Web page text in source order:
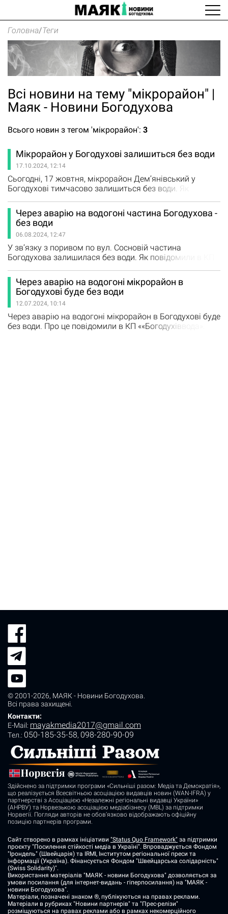
Головна/Теги
Всі новини на тему "мікрорайон" |
Маяк - Новини Богодухова
Всього новин з тегом 'мікрорайон': 3
Мікрорайон у Богодухові залишиться без води
17.10.2024, 12:14
Сьогодні, 17 жовтня, мікрорайон Дем’янівський у
Богодухові тимчасово залишиться без води. Як
плановим ремонтом. Крім мікрорайону Дем’янівський,
води не буде також на прилеглих вулицях. Мешканців
просять із розумінням віднестися до тимчасових
незручностей, адже вчасне обслуговування водогону…
Через аварію на водогоні частина Богодухова -
без води
06.08.2024, 12:47
У звʼязку з поривом по вул. Сосновій частина
Богодухова залишилася без води. Як повідомили в КП
водопостачання частини мікрорайону Попівка. На
місці працює ремонтна бригада.
Через аварію на водогоні мікрорайон в
Богодухові буде без води
12.07.2024, 10:14
Через аварію на водогоні мікрорайон в Богодухові буде
без води. Про це повідомили в КП ««Богодухіввода».
© 2001-2026, МАЯК - Новини Богодухова
Всі права захищені.
Контакти:
E-Mail: mayakmedia2017@gmail.com
Tел.: 050-185-35-58, 098-280-90-09
Здійснено за підтримки програми «Сильніші разом: Медіа та Демократія»,
що реалізується Всесвітньою асоціацією видавців новин (WAN-IFRA) у
партнерстві з Асоціацією «Незалежні регіональні видавці України»
(АНРВУ) та Норвезькою асоціацією медіабізнесу (MBL) за підтримки
Норвегії. Погляди авторів не обов’язково відображають офіційну
позицію партнерів програми.
Сайт створено в рамках ініціативи "Status Quo Framework" за підтримки
проєкту "Посилення стійкості медіа в Україні". Впроваджується Фондом
"Ірондель" (Швейцарія) та IRMI, Інститутом регіональної преси та
інформації (Україна). Фінансується Фондом "Швейцарська солідарність"
(Swiss Solidarity)".
Використання матеріалів "МАЯК - новини Богодухова" дозволяється за
умови посилання (для інтернет-видань - гіперпосилання) на "МАЯК -
новини Богодухова".
Матеріали, позначені знаком ®, публікуються на правах реклами.
Матеріали в рубриках "Новини партнерів" та "Прес-релізи"
розміщуються на правах реклами або в рамках некомерційного